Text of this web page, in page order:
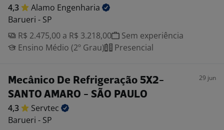
4,3 Alamo Engenharia
Barueri - SP
R$ 2.475,00 a R$ 3.218,00
Sem experiência
Ensino Médio (2º Grau)
Presencial
Mecânico De Refrigeração 5X2-
SANTO AMARO - SÃO PAULO
29 jun
4,3
Servtec
Barueri - SP